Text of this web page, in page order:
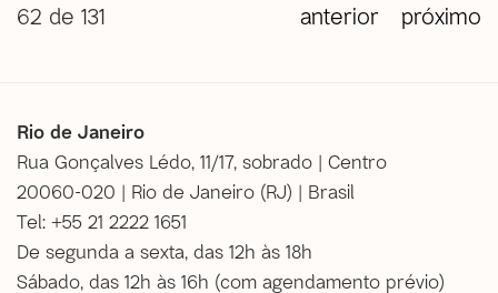
anterior próximo
62 de 131
Rio de Janeiro
Rua Gonçalves Lédo, 11/17, sobrado | Centro
20060-020 | Rio de Janeiro (RJ) | Brasil
Tel: +55 21 2222 1651
De segunda a sexta, das 12h às 18h
Sábado, das 12h às 16h (com agendamento prévio)